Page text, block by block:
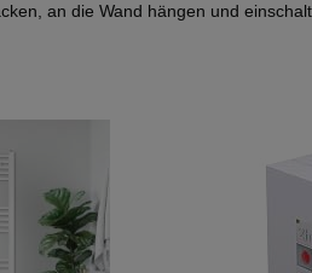
an die Wand hängen und